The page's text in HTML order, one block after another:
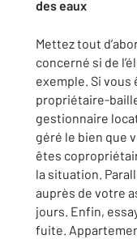
des eaux
Mettez tout
concerné si de
exemple. Si
propriétaire-
gestionnaire
géré le bien que
êtes
la situation.
auprès de votre
jours. Enfin,
fuite.